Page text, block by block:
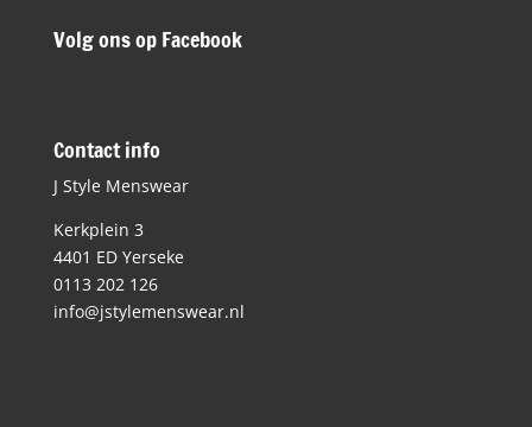
Volg ons op Facebook
Contact info
J Style Menswear
Kerkplein 3
4401 ED Yerseke
0113 202 126
info@jstylemenswear.nl